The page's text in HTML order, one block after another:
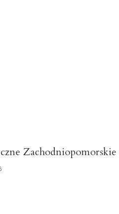
Zachodniopomorskie